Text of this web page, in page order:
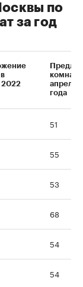
по
за год
2022
комнат в
апреле
года
51
55
53
68
54
54